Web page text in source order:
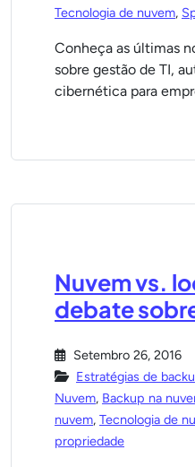
Tecnologia de nuvem,
Conheça as últimas
sobre gestão de TI,
cibernética para
Nuvem vs.
debate
Setembro 26, 2016
Estratégias de
Nuvem, Backup na
nuvem, Tecnologia de
propriedade